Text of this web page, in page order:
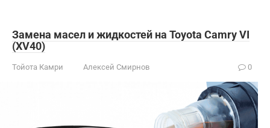
Замена масел и жидкостей на Toyota Camry VI
(XV40)
Тойота Камри Алексей Смирнов 0